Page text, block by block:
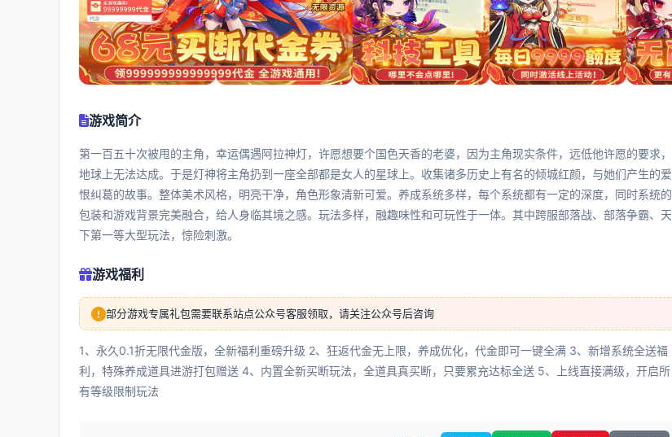
游戏简介
第一百五十次被甩的主角，幸运偶遇阿拉神灯，许愿想要个国色天香的老婆，因为主角现实条件，远低他许愿的要求，
地球上无法达成。于是灯神将主角扔到一座全部都是女人的星球上。收集诸多历史上有名的倾城红颜，与她们产生的爱
恨纠葛的故事。整体美术风格，明亮干净，角色形象清新可爱。养成系统多样，每个系统都有一定的深度，同时系统的
包装和游戏背景完美融合，给人身临其境之感。玩法多样，融趣味性和可玩性于一体。其中跨服部落战、部落争霸、天
下第一等大型玩法，惊险刺激。
游戏福利
部分游戏专属礼包需要联系站点公众号客服领取，请关注公众号后咨询
1、永久0.1折无限代金版，全新福利重磅升级 2、狂返代金无上限，养成优化，代金即可一键全满 3、新增系统全送福
利，特殊养成道具进游打包赠送 4、内置全新买断玩法，全道具真买断，只要累充达标全送 5、上线直接满级，开启所
有等级限制玩法